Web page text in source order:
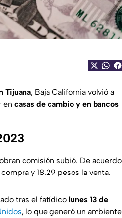
Tijuana, Baja California volvió a
en casas de cambio y en bancos
comisión subió. De acuerdo
y 18.29 pesos la venta.
tras el fatídico lunes 13 de
, lo que generó un ambiente